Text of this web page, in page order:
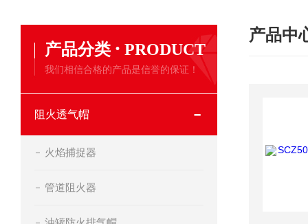
产品分类 · PRODUCT
我们相信合格的产品是信誉的保证！
阻火透气帽
火焰捕捉器
管道阻火器
产品中